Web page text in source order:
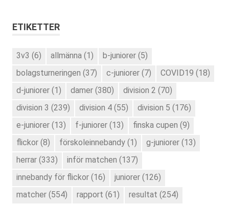
ETIKETTER
3v3 (6) allmänna (1) b-juniorer (5)
bolagsturneringen (37) c-juniorer (7) COVID19 (18)
d-juniorer (1) damer (380) division 2 (70)
division 3 (239) division 4 (55) division 5 (176)
e-juniorer (13) f-juniorer (13) finska cupen (9)
flickor (8) förskoleinnebandy (1) g-juniorer (13)
herrar (333) inför matchen (137)
innebandy för flickor (16) juniorer (126)
matcher (554) rapport (61) resultat (254)